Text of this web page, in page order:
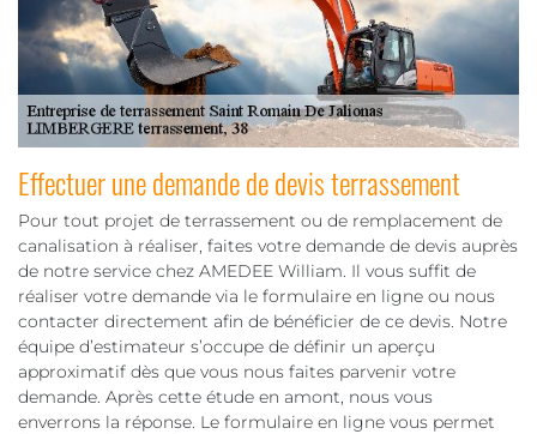
Effectuer une demande de devis terrassement
Pour tout projet de terrassement ou de remplacement de
canalisation à réaliser, faites votre demande de devis auprès
de notre service chez AMEDEE William. Il vous suffit de
réaliser votre demande via le formulaire en ligne ou nous
contacter directement afin de bénéficier de ce devis. Notre
équipe d’estimateur s’occupe de définir un aperçu
approximatif dès que vous nous faites parvenir votre
demande. Après cette étude en amont, nous vous
enverrons la réponse. Le formulaire en ligne vous permet